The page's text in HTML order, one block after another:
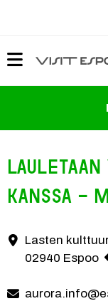
Lauletaan
kanssa -
Lasten
02940 Espoo